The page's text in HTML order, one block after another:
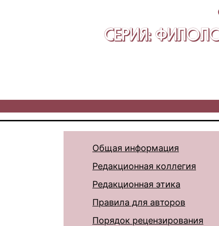
СЕРИЯ:
Общая информация
Редакционная коллегия
Редакционная этика
Правила для авторов
Порядок рецензирования